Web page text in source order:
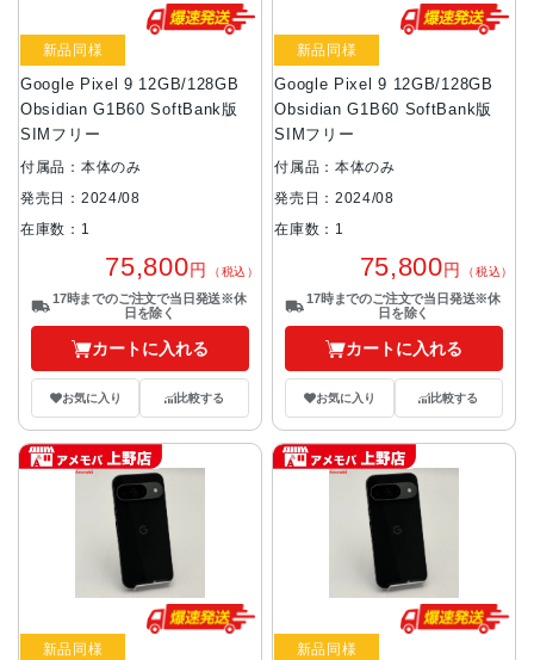
Google Pixel 9 12GB/128GB
Obsidian G1B60 SoftBank版
SIMフリー
新品同様
付属品：本体のみ
発売日：2024/08
在庫数：1
75,800円 （税込）
17時までのご注文で当日発送※休
日を除く
カートに入れる
お気に入り 比較する
Google Pixel 9 12GB/128GB
Obsidian G1B60 SoftBank版
SIMフリー
新品同様
付属品：本体のみ
発売日：2024/08
在庫数：1
75,800円 （税込）
17時までのご注文で当日発送※休
日を除く
カートに入れる
お気に入り 比較する
新品同様 新品同様